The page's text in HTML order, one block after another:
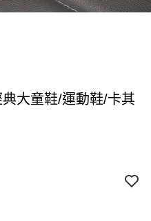
典大童鞋/運動鞋/卡其